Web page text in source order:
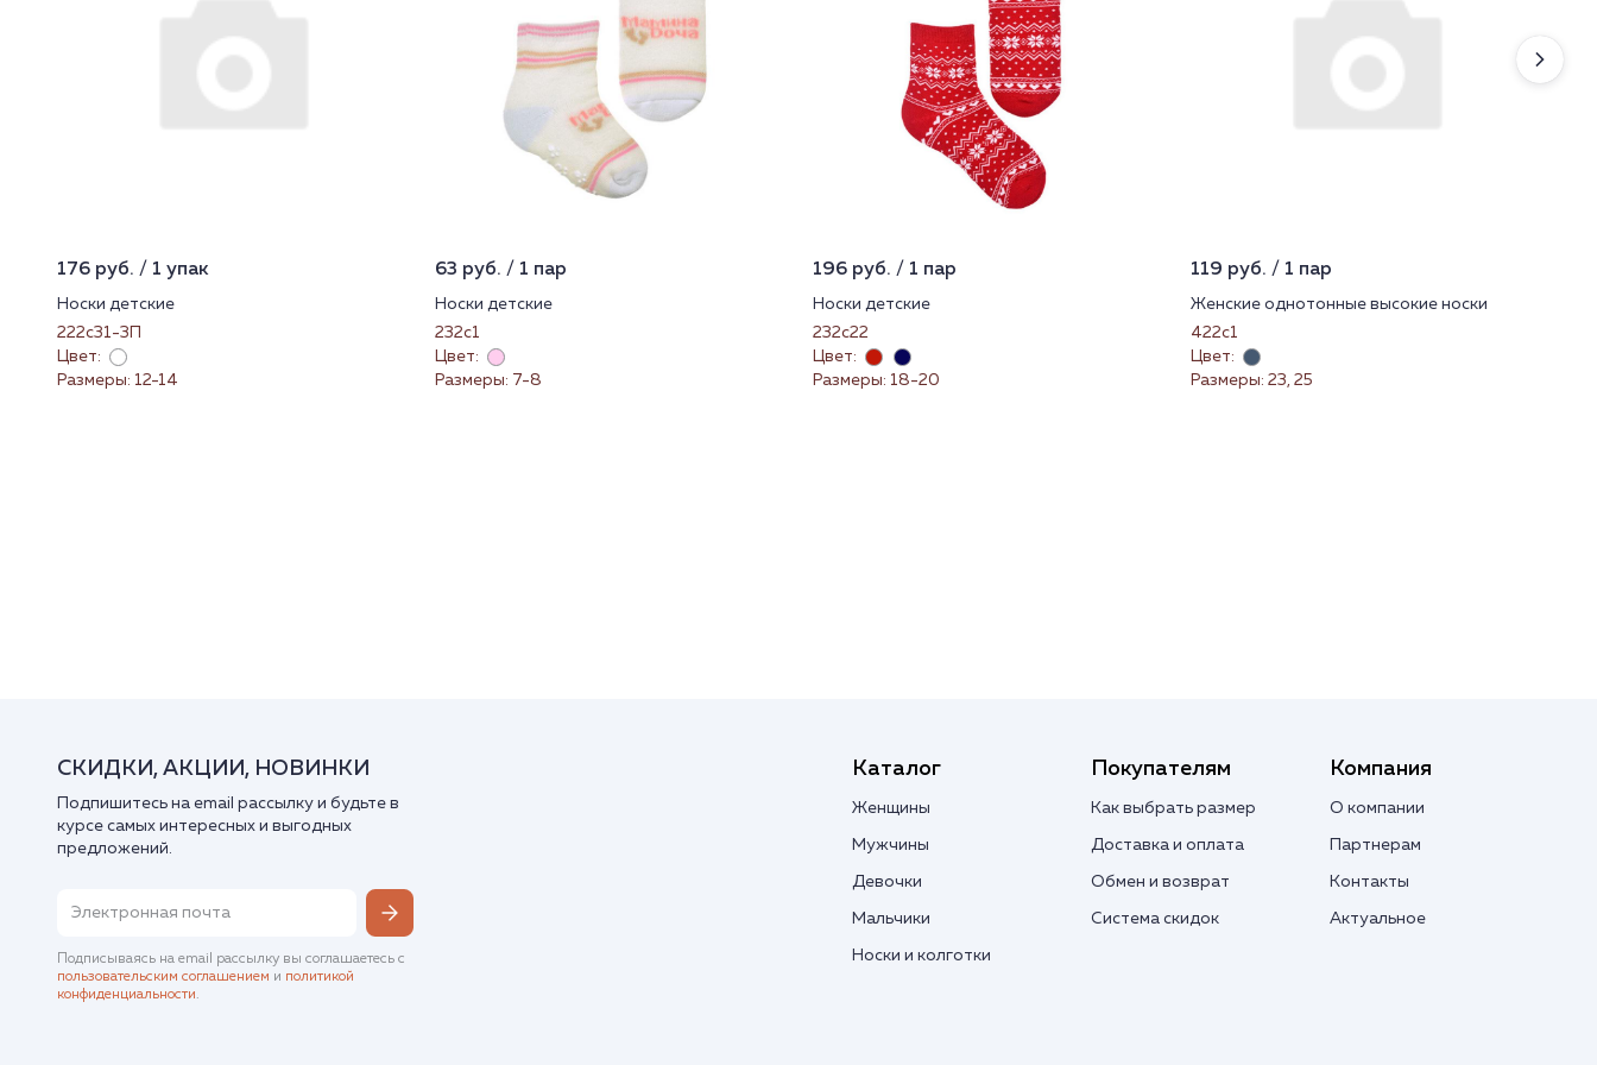
176 руб. / 1 упак
Носки детские
222с31-3П
Цвет:
Размеры: 12-14
63 руб. / 1 пар
Носки детские
232с1
Цвет:
Размеры: 7-8
196 руб. / 1 пар
Носки детские
232с22
Цвет:
Размеры: 18-20
119 руб. / 1 пар
Женские однотонные высокие носки
422с1
Цвет:
Размеры: 23, 25
СКИДКИ, АКЦИИ, НОВИНКИ
Подпишитесь на email рассылку и будьте в
курсе самых интересных и выгодных
предложений.
Подписываясь на email рассылку вы соглашаетесь с
пользовательским соглашением и политикой
конфиденциальности.
Каталог
Женщины
Мужчины
Девочки
Мальчики
Носки и колготки
Покупателям
Как выбрать размер
Доставка и оплата
Обмен и возврат
Система скидок
Компания
О компании
Партнерам
Контакты
Актуальное